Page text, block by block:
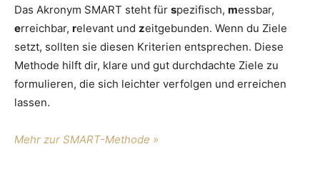
Das Akronym SMART steht für spezifisch, messbar,
erreichbar, relevant und zeitgebunden. Wenn du Ziele
setzt, sollten sie diesen Kriterien entsprechen. Diese
Methode hilft dir, klare und gut durchdachte Ziele zu
formulieren, die sich leichter verfolgen und erreichen
lassen.
Mehr zur SMART-Methode »